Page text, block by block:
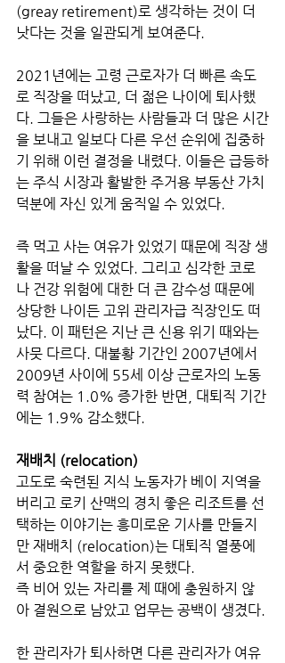
(greay retirement)로 생각하는 것이 더
낫다는 것을 일관되게 보여준다.
2021년에는 고령 근로자가 더 빠른 속도
로 직장을 떠났고, 더 젊은 나이에 퇴사했
다. 그들은 사랑하는 사람들과 더 많은 시간
을 보내고 일보다 다른 우선 순위에 집중하
기 위해 이런 결정을 내렸다. 이들은 급등하
는 주식 시장과 활발한 주거용 부동산 가치
덕분에 자신 있게 움직일 수 있었다.
즉 먹고 사는 여유가 있었기 때문에 직장 생
활을 떠날 수 있었다. 그리고 심각한 코로
나 건강 위험에 대한 더 큰 감수성 때문에
상당한 나이든 고위 관리자급 직장인도 떠
났다. 이 패턴은 지난 큰 신용 위기 때와는
사뭇 다르다. 대불황 기간인 2007년에서
2009년 사이에 55세 이상 근로자의 노동
력 참여는 1.0% 증가한 반면, 대퇴직 기간
에는 1.9% 감소했다.
재배치 (relocation)
고도로 숙련된 지식 노동자가 베이 지역을
버리고 로키 산맥의 경치 좋은 리조트를 선
택하는 이야기는 흥미로운 기사를 만들지
만 재배치 (relocation)는 대퇴직 열풍에
서 중요한 역할을 하지 못했다.
즉 비어 있는 자리를 제 때에 충원하지 않
아 결원으로 남았고 업무는 공백이 생겼다.
한 관리자가 퇴사하면 다른 관리자가 여유